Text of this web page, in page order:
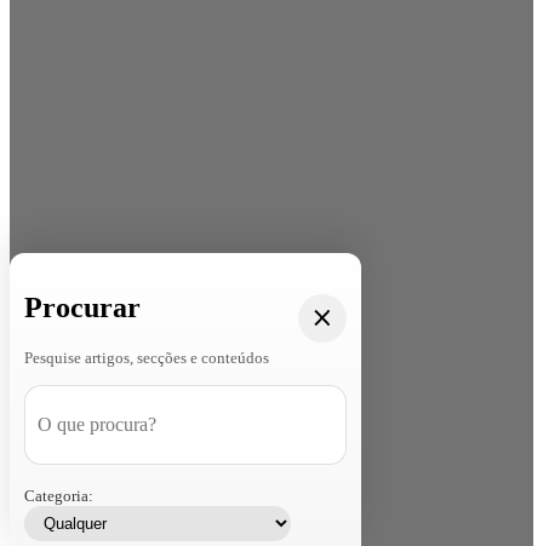
Procurar
Pesquise artigos, secções e conteúdos
Categoria: